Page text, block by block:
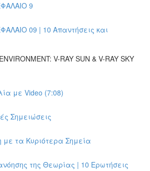
9
09 | 10 Απαντήσεις και
V-RAY SUN & V-RAY SKY
με Video (7:08)
Σημειώσεις
με τα Κυριότερα Σημεία
της Θεωρίας | 10 Ερωτήσεις